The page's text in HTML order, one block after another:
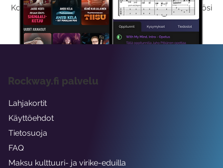
Kokeilemalla ilmaiseksi saat koko sisältömme käyttöösi
viikon ajaksi.
Rockway.fi palvelu
Lahjakortit
Käyttöehdot
Tietosuoja
FAQ
Maksu kulttuuri- ja virike-eduilla